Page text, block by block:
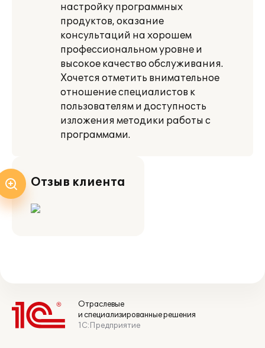
настройку программных
продуктов, оказание
консультаций на хорошем
профессиональном уровне и
высокое качество обслуживания.
Хочется отметить внимательное
отношение специалистов к
пользователям и доступность
изложения методики работы с
программами.
Отзыв клиента
Отраслевые
и специализированные решения
1С:Предприятие